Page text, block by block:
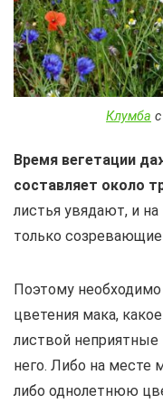
Клумба
Время вегетации
составляет около
листья увядают, и на
только
Поэтому
цветения мака,
листвой
него. Либо на
либо однолетнюю